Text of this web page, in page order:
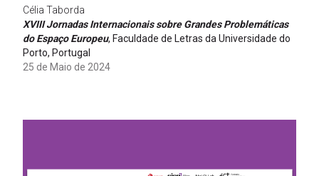
Célia Taborda
XVIII Jornadas Internacionais sobre Grandes Problemáticas
do Espaço Europeu, Faculdade de Letras da Universidade do
Porto, Portugal
25 de Maio de 2024